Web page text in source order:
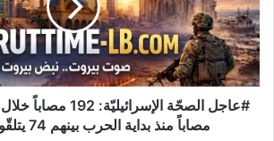
مصاباً
خلال
24
ساعة
و3727
مصاباً
مصاباً منذ بداية الحرب بينهم 74 يتلقّون العلاج...